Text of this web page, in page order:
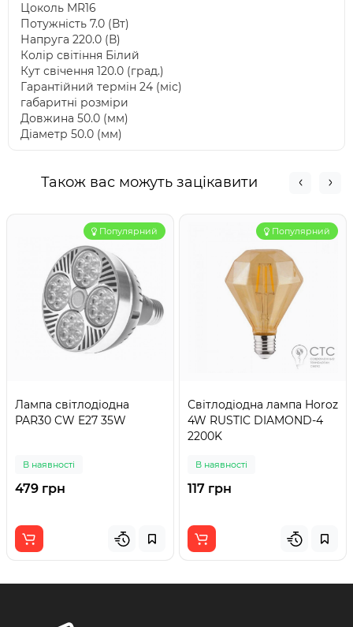
Цоколь MR16
Потужність 7.0 (Вт)
Напруга 220.0 (В)
Колір світіння Білий
Кут свічення 120.0 (град.)
Гарантійний термін 24 (міс)
габаритні розміри
Довжина 50.0 (мм)
Діаметр 50.0 (мм)
Також вас можуть зацікавити
Популярний
Лампа світлодіодна
PAR30 CW E27 35W
В наявності
479 грн
Популярний
Світлодіодна лампа Horoz
4W RUSTIC DIAMOND-4
2200K
В наявності
117 грн